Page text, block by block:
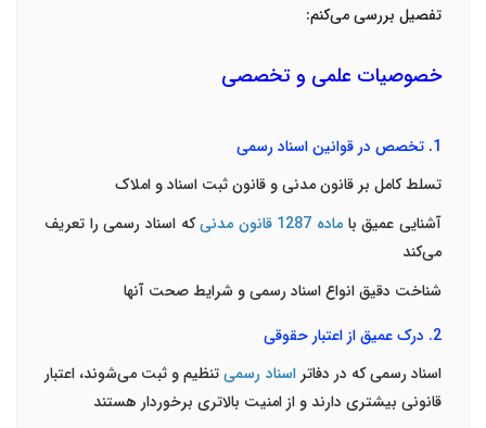
تفصیل بررسی می‌کنم:
خصوصیات علمی و تخصصی
1
. تخصص در قوانین اسناد رسمی
تسلط کامل بر قانون مدنی و قانون ثبت اسناد و املاک
آشنایی عمیق با ماده 1287 قانون مدنی
که اسناد رسمی را تعریف
می‌کند
شناخت دقیق انواع اسناد رسمی و شرایط صحت آنها
2. درک عمیق از اعتبار حقوقی
اسناد رسمی که در دفاتر اسناد رسمیتنظیم و ثبت می‌شوند، اعتبار
قانونی بیشتری دارند و از امنیت بالاتری برخوردار هستند